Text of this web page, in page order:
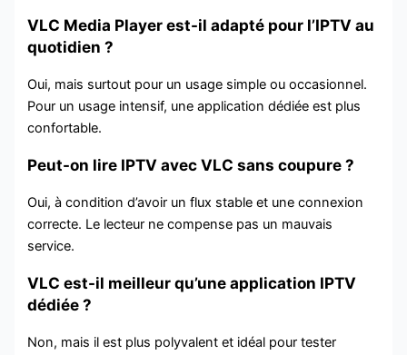
VLC Media Player est-il adapté pour l’IPTV au
quotidien ?
Oui, mais surtout pour un usage simple ou occasionnel.
Pour un usage intensif, une application dédiée est plus
confortable.
Peut-on lire IPTV avec VLC sans coupure ?
Oui, à condition d’avoir un flux stable et une connexion
correcte. Le lecteur ne compense pas un mauvais
service.
VLC est-il meilleur qu’une application IPTV
dédiée ?
Non, mais il est plus polyvalent et idéal pour tester